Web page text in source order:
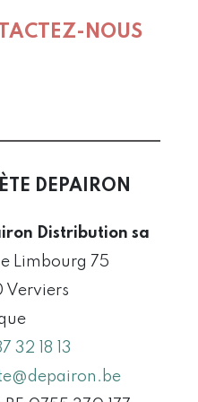
NOUS
DEPAIRON
Distribution sa
Limbourg 75
Verviers
32 18 13